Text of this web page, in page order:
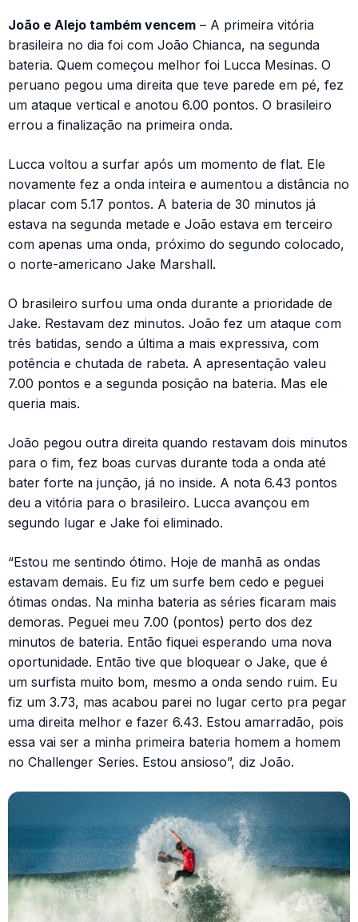
João e Alejo também vencem – A primeira vitória
brasileira no dia foi com João Chianca, na segunda
bateria. Quem começou melhor foi Lucca Mesinas. O
peruano pegou uma direita que teve parede em pé, fez
um ataque vertical e anotou 6.00 pontos. O brasileiro
errou a finalização na primeira onda.
Lucca voltou a surfar após um momento de flat. Ele
novamente fez a onda inteira e aumentou a distância no
placar com 5.17 pontos. A bateria de 30 minutos já
estava na segunda metade e João estava em terceiro
com apenas uma onda, próximo do segundo colocado,
o norte-americano Jake Marshall.
O brasileiro surfou uma onda durante a prioridade de
Jake. Restavam dez minutos. João fez um ataque com
três batidas, sendo a última a mais expressiva, com
potência e chutada de rabeta. A apresentação valeu
7.00 pontos e a segunda posição na bateria. Mas ele
queria mais.
João pegou outra direita quando restavam dois minutos
para o fim, fez boas curvas durante toda a onda até
bater forte na junção, já no inside. A nota 6.43 pontos
deu a vitória para o brasileiro. Lucca avançou em
segundo lugar e Jake foi eliminado.
“Estou me sentindo ótimo. Hoje de manhã as ondas
estavam demais. Eu fiz um surfe bem cedo e peguei
ótimas ondas. Na minha bateria as séries ficaram mais
demoras. Peguei meu 7.00 (pontos) perto dos dez
minutos de bateria. Então fiquei esperando uma nova
oportunidade. Então tive que bloquear o Jake, que é
um surfista muito bom, mesmo a onda sendo ruim. Eu
fiz um 3.73, mas acabou parei no lugar certo pra pegar
uma direita melhor e fazer 6.43. Estou amarradão, pois
essa vai ser a minha primeira bateria homem a homem
no Challenger Series. Estou ansioso”, diz João.